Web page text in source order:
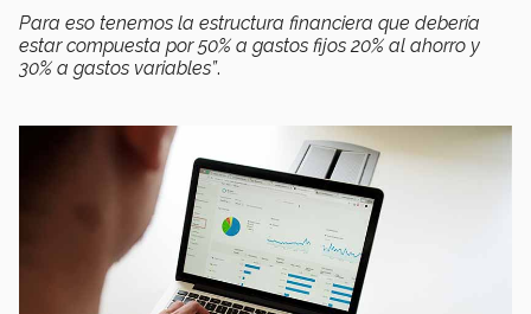
Para eso tenemos la estructura financiera que debería
estar compuesta por 50% a gastos fijos 20% al ahorro y
30% a gastos variables”.